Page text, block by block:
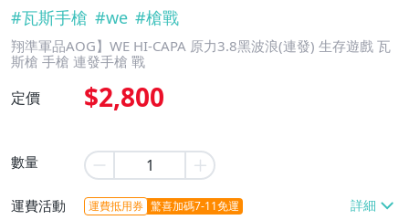
#瓦斯手槍 #we #槍戰
翔準軍品AOG】WE HI-CAPA 原力3.8黑波浪(連發) 生存遊戲 瓦
斯槍 手槍 連發手槍 戰
定價 $2,800
數量
運費活動 運費抵用券 驚喜加碼7-11免運